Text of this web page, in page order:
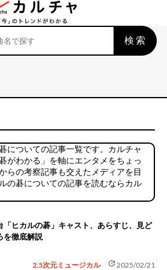
検索
についての記事一覧です。カルチャ
がわかる」を軸にエンタメをちょっ
らの考察記事も交えたメディアを目
の碁についての記事を読むならカル
「ヒカルの碁」キャスト、あらすじ、見ど
を徹底解説
2.5次元ミュージカル update2025/02/21